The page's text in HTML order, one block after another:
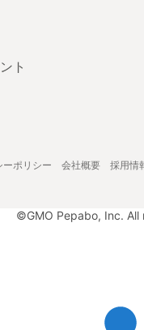
ト
ーポリシー 会社概要 採用情
©GMO Pepabo, Inc. All